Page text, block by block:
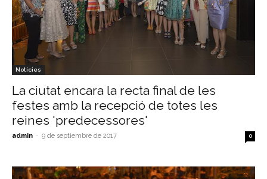
Notícies
La ciutat encara la recta final de les
festes amb la recepció de totes les
reines 'predecessores'
admin - 9 de septiembre de 2017 0